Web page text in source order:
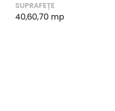
SUPRAFEȚE
40,60,70 mp